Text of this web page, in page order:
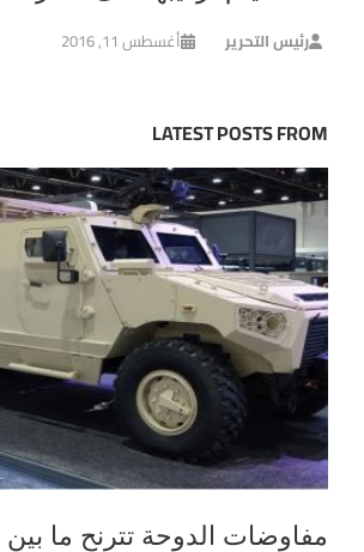
رئيس التحرير أغسطس 11, 2016
LATEST POSTS FROM
مفاوضات الدوحة تترنح ما بين